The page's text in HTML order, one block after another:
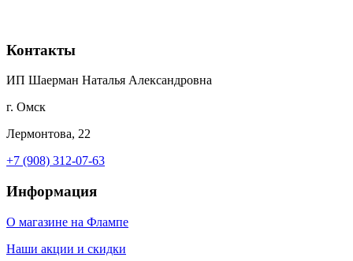
Контакты
ИП Шаерман Наталья Александровна
г. Омск
Лермонтова, 22
+7 (908) 312-07-63
Информация
О магазине на Флампе
Наши акции и скидки